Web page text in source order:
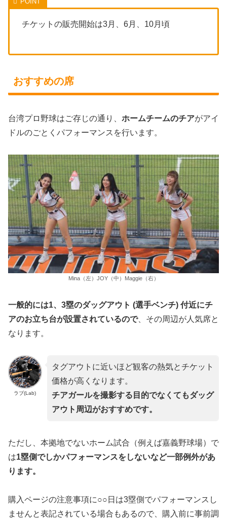
チケットの販売開始は3月、6月、10月頃
おすすめの席
台湾プロ野球はご存じの通り、 ホームチームのチアがアイ
ドルのごとくパフォーマンスを行います。
Mina（左）JOY（中）Maggie（右）
一般的には1、3塁のダッグアウト (選手ベンチ) 付近にチ
アのお立ち台が設置されているので、その周辺が人気席と
なります。
ラブ(Lab)
タグアウトに近いほど観客の熱気とチケット
価格が高くなります。
チアガールを撮影する目的でなくてもダッグ
アウト周辺がおすすめです。
ただし、本拠地でないホーム試合（例えば嘉義野球場）で
は1塁側でしかパフォーマンスをしないなど一部例外があ
ります。
購入ページの注意事項に○○日は3塁側でパフォーマンスし
ませんと表記されている場合もあるので、購入前に事前調